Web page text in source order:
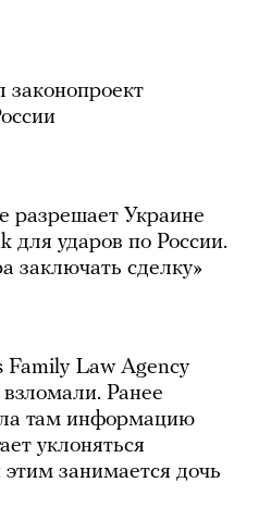
разрешает Украине
для ударов по России.
заключать сделку»
Law Agency
взломали. Ранее
там информацию
уклоняться
занимается дочь